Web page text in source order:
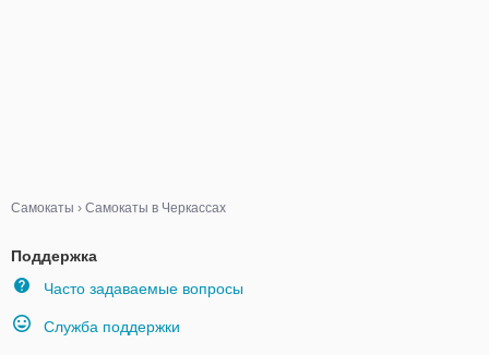
Самокаты › Самокаты в Черкассах
Поддержка
Часто задаваемые вопросы
Служба поддержки